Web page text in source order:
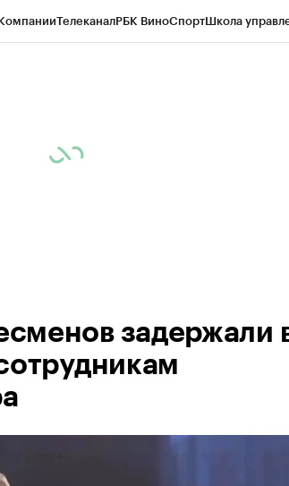
ТелеканалРБК ВиноСпортШкола
задержали